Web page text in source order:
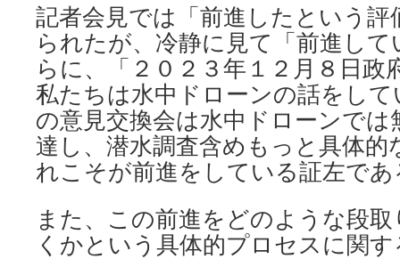
記者会見では「前進したという
られたが、冷静に見て「前進し
らに、「２０２３年１２月８日政
私たちは水中ドローンの話をし
の意見交換会は水中ドローンで
達し、潜水調査含めもっと具体
れこそが前進をしている証左で
また、この前進をどのような段
くかという具体的プロセスに関